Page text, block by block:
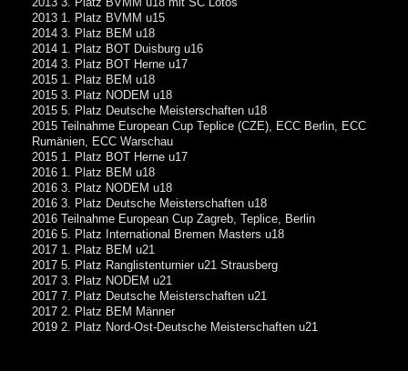
2013 1. Platz BVMM u15
2014 3. Platz BEM u18
2014 1. Platz BOT Duisburg u16
2014 3. Platz BOT Herne u17
2015 1. Platz BEM u18
2015 3. Platz NODEM u18
2015 5. Platz Deutsche Meisterschaften u18
2015 Teilnahme European Cup Teplice (CZE), ECC Berlin, ECC
Rumänien, ECC Warschau
2015 1. Platz BOT Herne u17
2016 1. Platz BEM u18
2016 3. Platz NODEM u18
2016 3. Platz Deutsche Meisterschaften u18
2016 Teilnahme European Cup Zagreb, Teplice, Berlin
2016 5. Platz International Bremen Masters u18
2017 1. Platz BEM u21
2017 5. Platz Ranglistenturnier u21 Strausberg
2017 3. Platz NODEM u21
2017 7. Platz Deutsche Meisterschaften u21
2017 2. Platz BEM Männer
2019 2. Platz Nord-Ost-Deutsche Meisterschaften u21